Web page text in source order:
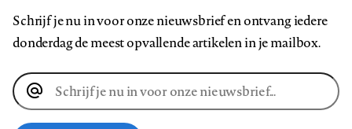
Schrijf je nu in voor onze nieuwsbrief en ontvang iedere
donderdag de meest opvallende artikelen in je mailbox.
E-
mailadres